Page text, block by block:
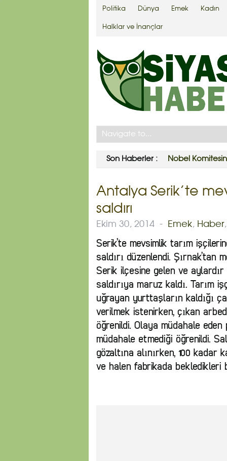
Politika Dünya Emek Kadın
Halklar ve İnançlar
Son Haberler : Yargıtay’dan
Antalya Serik’te
saldırı
Ekim 30, 2014 - Emek, Haber
Serik’te mevsimlik tarım
saldırı düzenlendi. Şırnak’tan
Serik ilçesine gelen ve
saldırıya maruz kaldı. Tarım
uğrayan yurttaşların kaldığı
verilmek istenirken, çıkan
öğrenildi. Olaya müdahale
müdahale etmediği öğrenildi.
gözaltına alınırken, 100 kadar
ve halen fabrikada bekledikleri